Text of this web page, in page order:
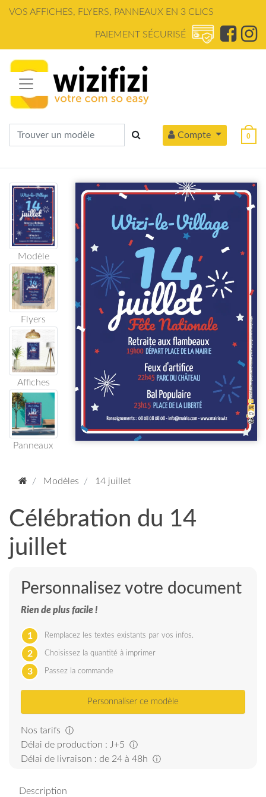
VOS AFFICHES, FLYERS, PANNEAUX EN 3 CLICS
PAIEMENT SÉCURISÉ
Compte 0
Modèle
Flyers
Affiches
Panneaux
Modèles 14 juillet
Célébration du 14
juillet
Personnalisez votre document
Rien de plus facile !
1 Remplacez les textes existants par vos infos.
2 Choisissez la quantité à imprimer
3 Passez la commande
Personnaliser ce modèle
Nos tarifs ⓘ
Délai de production : J+5 ⓘ
Délai de livraison : de 24 à 48h ⓘ
Description
Panneau de gestion des cookies